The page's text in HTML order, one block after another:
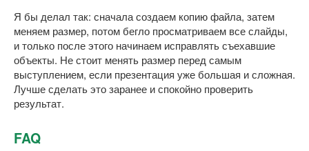
Я бы делал так: сначала создаем копию файла, затем
меняем размер, потом бегло просматриваем все слайды,
и только после этого начинаем исправлять съехавшие
объекты. Не стоит менять размер перед самым
выступлением, если презентация уже большая и сложная.
Лучше сделать это заранее и спокойно проверить
результат.
FAQ